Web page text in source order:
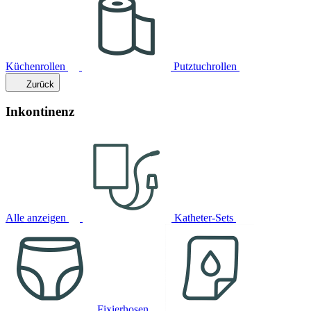
Küchenrollen Putztuchrollen
Zurück
Inkontinenz
Alle anzeigen Katheter-Sets